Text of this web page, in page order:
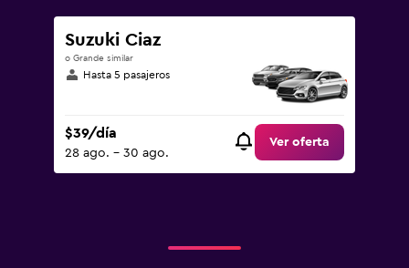
Suzuki Ciaz
o Grande similar
Hasta 5 pasajeros
$39/día
28 ago. - 30 ago.
Ver oferta